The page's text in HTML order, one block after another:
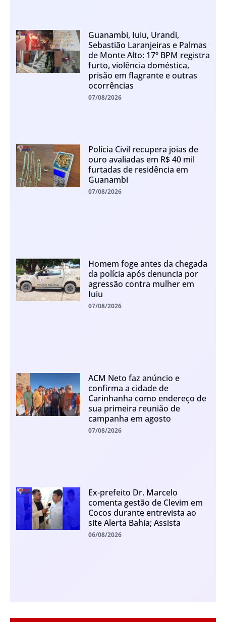
Guanambi, Iuiu, Urandi,
Sebastião Laranjeiras e Palmas
de Monte Alto: 17º BPM registra
furto, violência doméstica,
prisão em flagrante e outras
ocorrências
07/08/2026
Polícia Civil recupera joias de
ouro avaliadas em R$ 40 mil
furtadas de residência em
Guanambi
07/08/2026
Homem foge antes da chegada
da polícia após denuncia por
agressão contra mulher em
Iuiu
07/08/2026
ACM Neto faz anúncio e
confirma a cidade de
Carinhanha como endereço de
sua primeira reunião de
campanha em agosto
07/08/2026
Ex-prefeito Dr. Marcelo
comenta gestão de Clevim em
Cocos durante entrevista ao
site Alerta Bahia; Assista
06/08/2026